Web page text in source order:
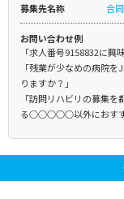
募集先名称 合
お問い合わせ例
「求人番号9158832に興
「残業が少なめの病院
りますか？」
「訪問リハビリの募集
る○○○○○以外におすす